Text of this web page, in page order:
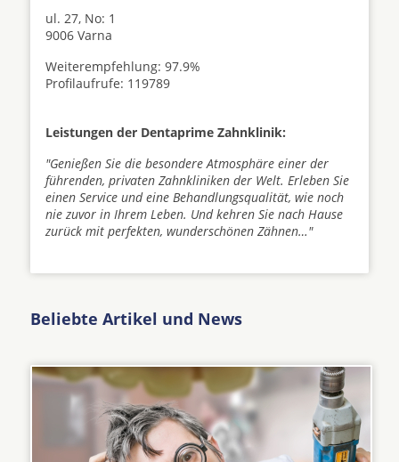
ul. 27, No: 1
9006 Varna
Weiterempfehlung: 97.9%
Profilaufrufe: 119789
Leistungen der Dentaprime Zahnklinik:
"Genießen Sie die besondere Atmosphäre einer der
führenden, privaten Zahnkliniken der Welt. Erleben Sie
einen Service und eine Behandlungsqualität, wie noch
nie zuvor in Ihrem Leben. Und kehren Sie nach Hause
zurück mit perfekten, wunderschönen Zähnen…"
Beliebte Artikel und News